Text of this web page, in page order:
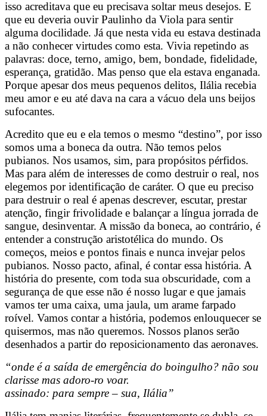
isso acreditava que eu precisava soltar meus desejos. E
que eu deveria ouvir Paulinho da Viola para sentir
alguma docilidade. Já que nesta vida eu estava destinada
a não conhecer virtudes como esta. Vivia repetindo as
palavras: doce, terno, amigo, bem, bondade, fidelidade,
esperança, gratidão. Mas penso que ela estava enganada.
Porque apesar dos meus pequenos delitos, Ilália recebia
meu amor e eu até dava na cara a vácuo dela uns beijos
sufocantes.
Acredito que eu e ela temos o mesmo “destino”, por isso
somos uma a boneca da outra. Não temos pelos
pubianos. Nos usamos, sim, para propósitos pérfidos.
Mas para além de interesses de como destruir o real, nos
elegemos por identificação de caráter. O que eu preciso
para destruir o real é apenas descrever, escutar, prestar
atenção, fingir frivolidade e balançar a língua jorrada de
sangue, desinventar. A missão da boneca, ao contrário, é
entender a construção aristotélica do mundo. Os
começos, meios e pontos finais e nunca invejar pelos
pubianos. Nosso pacto, afinal, é contar essa história. A
história do presente, com toda sua obscuridade, com a
segurança de que esse não é nosso lugar e que jamais
vamos ter uma caixa, uma jaula, um arame farpado
roível. Vamos contar a história, podemos enlouquecer se
quisermos, mas não queremos. Nossos planos serão
desenhados a partir do reposicionamento das aeronaves.
“onde é a saída de emergência do boingulho? não sou
clarisse mas adoro-ro voar.
assinado: para sempre – sua, Ilália”